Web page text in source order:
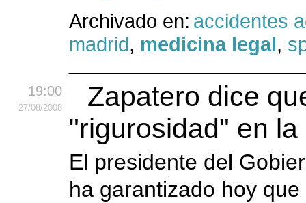
Archivado en: accidentes
madrid, medicina legal,
19:00
27/08/2008
Zapatero dice
"rigurosidad" en
El presidente del
ha garantizado hoy